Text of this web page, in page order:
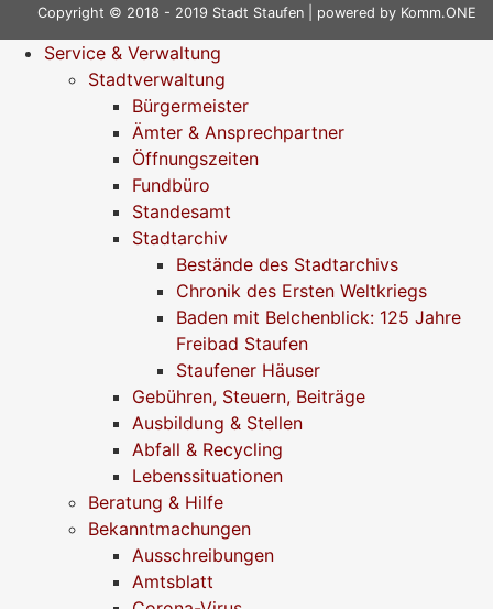
Copyright © 2018 - 2019 Stadt Staufen | powered by Komm.ONE
Service & Verwaltung
Stadtverwaltung
Bürgermeister
Ämter & Ansprechpartner
Öffnungszeiten
Fundbüro
Standesamt
Stadtarchiv
Bestände des Stadtarchivs
Chronik des Ersten Weltkriegs
Baden mit Belchenblick: 125 Jahre
Freibad Staufen
Staufener Häuser
Gebühren, Steuern, Beiträge
Ausbildung & Stellen
Abfall & Recycling
Lebenssituationen
Beratung & Hilfe
Bekanntmachungen
Ausschreibungen
Amtsblatt